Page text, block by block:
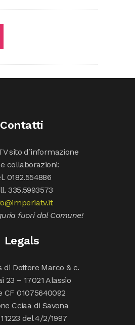
Contatti
sito d’informazione
collaborazioni:
0182.554886
335.5993573
fuori dal Comune!
Legals
di Dottore Marco & c.
23 – 17021 Alassio
CF 01075640092
Cciaa di Savona
del 4/2/1997